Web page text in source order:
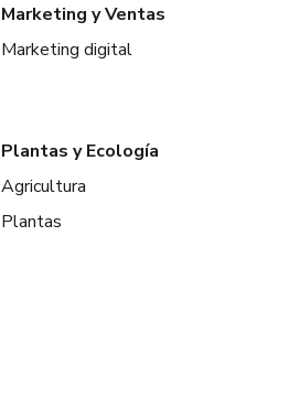
Marketing y Ventas
Marketing digital
Plantas y Ecología
Agricultura
Plantas